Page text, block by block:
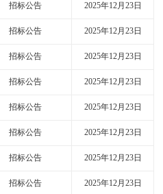
招标公告 2025年12月23日
招标公告 2025年12月23日
招标公告 2025年12月23日
招标公告 2025年12月23日
招标公告 2025年12月23日
招标公告 2025年12月23日
招标公告 2025年12月23日
招标公告 2025年12月23日